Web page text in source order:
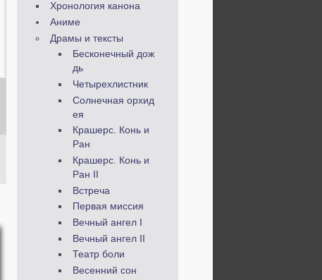
Хронология канона
Аниме
Драмы и тексты
Бесконечный дож
дь
Четырехлистник
Солнечная орхид
ея
Крашерс. Конь и
Ран
Крашерс. Конь и
Ран II
Встреча
Первая миссия
Вечный ангел I
Вечный ангел II
Театр боли
Весенний сон